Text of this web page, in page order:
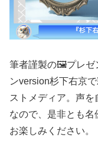
筆者謹製の🖼️プレゼ
ンversion杉下右京
ストメディア。声を
なので、是非とも名
お楽しみください。